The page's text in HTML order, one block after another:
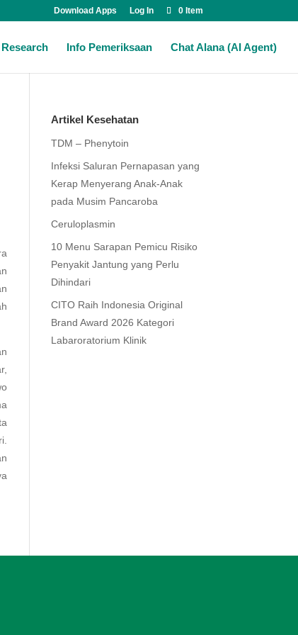
Download Apps Log In 0 Item
Info Pemeriksaan Chat Alana (AI Agent)
Artikel Kesehatan
TDM – Phenytoin
Infeksi Saluran Pernapasan yang
Kerap Menyerang Anak-Anak
pada Musim Pancaroba
Ceruloplasmin
10 Menu Sarapan Pemicu Risiko
Penyakit Jantung yang Perlu
Dihindari
CITO Raih Indonesia Original
Brand Award 2026 Kategori
Labaroratorium Klinik